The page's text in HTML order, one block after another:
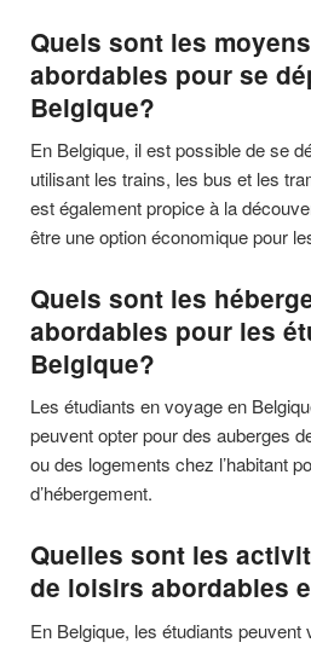
Quels sont les
abordables pour se
Belgique?
En Belgique, il est possible de se
utilisant les trains, les bus et les
est également propice à la
être une option économique pour
Quels sont les
abordables pour les
Belgique?
Les étudiants en voyage en
peuvent opter pour des auberges
ou des logements chez l’habitant
d’hébergement.
Quelles sont les
de loisirs abordables
En Belgique, les étudiants